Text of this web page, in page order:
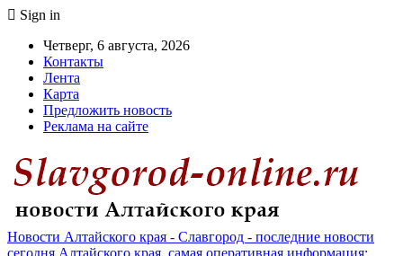
Sign in
Четверг, 6 августа, 2026
Контакты
Лента
Карта
Предложить новость
Реклама на сайте
Новости Алтайского края - Славгород - последние новости
сегодня Алтайского края, самая оперативная информация: